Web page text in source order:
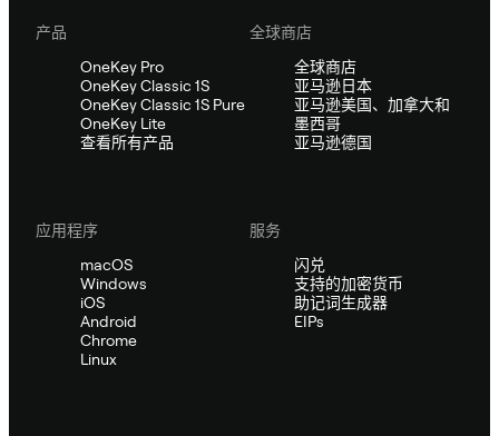
产品
OneKey Pro
OneKey Classic 1S
OneKey Classic 1S Pure
OneKey Lite
查看所有产品
全球商店
全球商店
亚马逊日本
亚马逊美国、加拿大和
墨西哥
亚马逊德国
应用程序
macOS
Windows
iOS
Android
Chrome
Linux
服务
闪兑
支持的加密货币
助记词生成器
EIPs